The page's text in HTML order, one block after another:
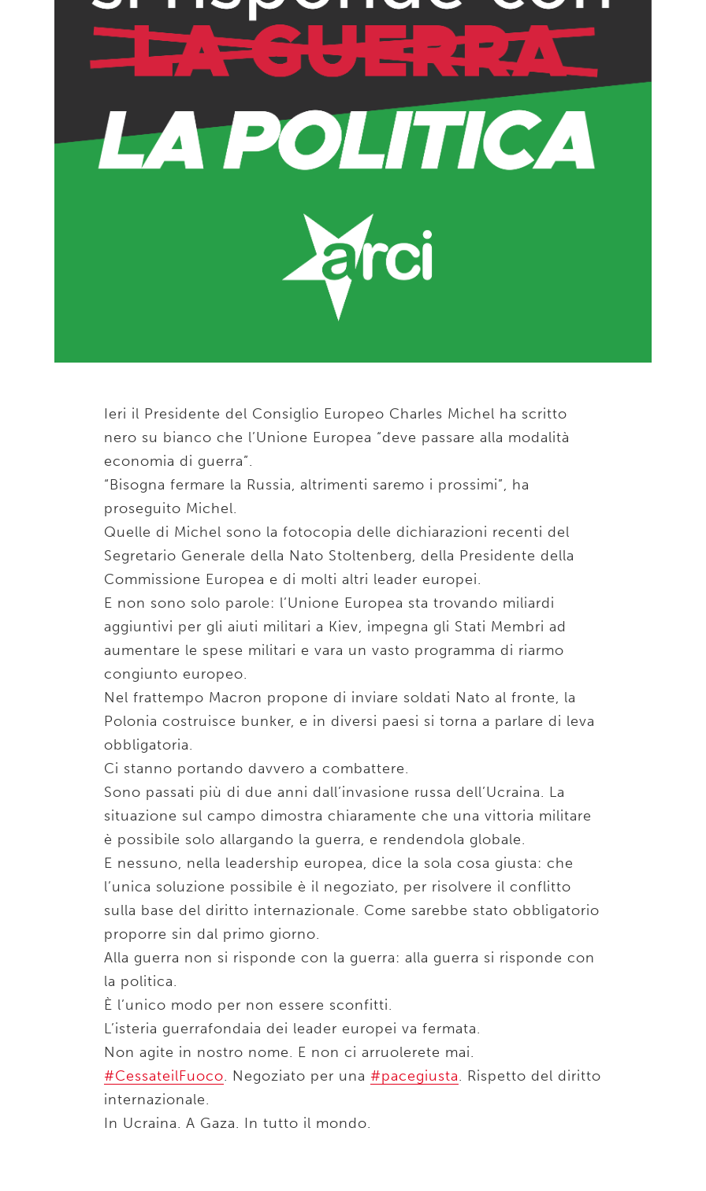
Ieri il Presidente del Consiglio Europeo Charles Michel ha scritto
nero su bianco che l’Unione Europea “deve passare alla modalità
economia di guerra”.
“Bisogna fermare la Russia, altrimenti saremo i prossimi”, ha
proseguito Michel.
Quelle di Michel sono la fotocopia delle dichiarazioni recenti del
Segretario Generale della Nato Stoltenberg, della Presidente della
Commissione Europea e di molti altri leader europei.
E non sono solo parole: l’Unione Europea sta trovando miliardi
aggiuntivi per gli aiuti militari a Kiev, impegna gli Stati Membri ad
aumentare le spese militari e vara un vasto programma di riarmo
congiunto europeo.
Nel frattempo Macron propone di inviare soldati Nato al fronte, la
Polonia costruisce bunker, e in diversi paesi si torna a parlare di leva
obbligatoria.
Ci stanno portando davvero a combattere.
Sono passati più di due anni dall’invasione russa dell’Ucraina. La
situazione sul campo dimostra chiaramente che una vittoria militare
è possibile solo allargando la guerra, e rendendola globale.
E nessuno, nella leadership europea, dice la sola cosa giusta: che
l’unica soluzione possibile è il negoziato, per risolvere il conflitto
sulla base del diritto internazionale. Come sarebbe stato obbligatorio
proporre sin dal primo giorno.
Alla guerra non si risponde con la guerra: alla guerra si risponde con
la politica.
È l’unico modo per non essere sconfitti.
L’isteria guerrafondaia dei leader europei va fermata.
Non agite in nostro nome. E non ci arruolerete mai.
#CessateilFuoco. Negoziato per una #pacegiusta. Rispetto del diritto
internazionale.
In Ucraina. A Gaza. In tutto il mondo.